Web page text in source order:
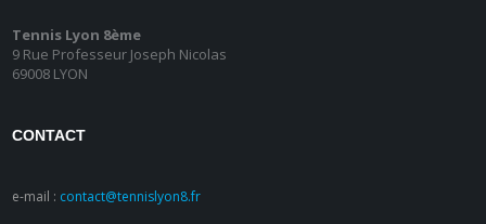
Tennis Lyon 8ème
9 Rue Professeur Joseph Nicolas
69008 LYON
CONTACT
e-mail : contact@tennislyon8.fr